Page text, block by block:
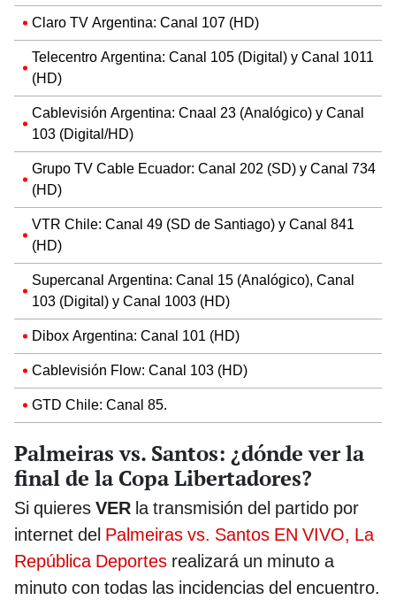
Claro TV Argentina: Canal 107 (HD)
Telecentro Argentina: Canal 105 (Digital) y Canal 1011
(HD)
Cablevisión Argentina: Cnaal 23 (Analógico) y Canal
103 (Digital/HD)
Grupo TV Cable Ecuador: Canal 202 (SD) y Canal 734
(HD)
VTR Chile: Canal 49 (SD de Santiago) y Canal 841
(HD)
Supercanal Argentina: Canal 15 (Analógico), Canal
103 (Digital) y Canal 1003 (HD)
Dibox Argentina: Canal 101 (HD)
Cablevisión Flow: Canal 103 (HD)
GTD Chile: Canal 85.
Palmeiras vs. Santos: ¿dónde ver la
final de la Copa Libertadores?
Si quieres VER la transmisión del partido por
internet del Palmeiras vs. Santos EN VIVO, La
República Deportes realizará un minuto a
minuto con todas las incidencias del encuentro.